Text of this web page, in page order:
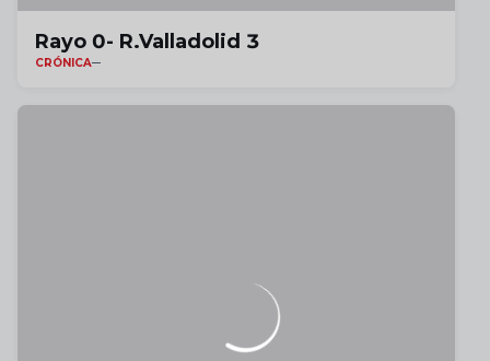
Rayo 0- R.Valladolid 3
CRÓNICA